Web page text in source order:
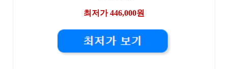
최저가 446,000원